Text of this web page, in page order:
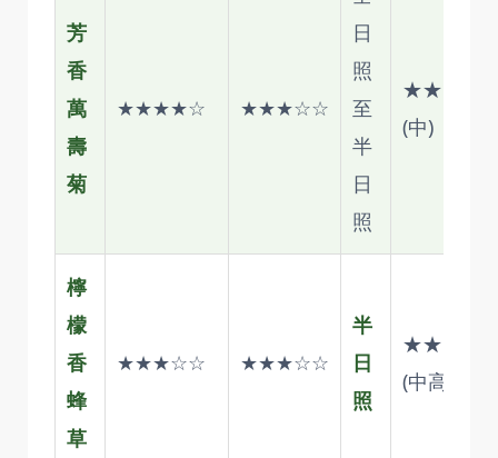
芳
香
萬
壽
菊
★★★★☆ ★★★☆☆
日
照
至
半
日
照
(中)
檸
檬
香
蜂
草
★★★☆☆ ★★★☆☆
半
日
照
(中高)